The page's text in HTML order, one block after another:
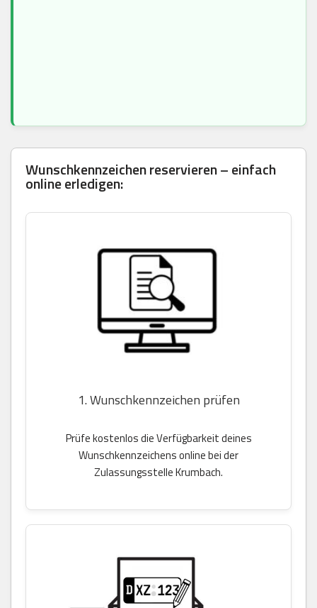
Wunschkennzeichen reservieren – einfach
online erledigen:
1. Wunschkennzeichen prüfen
Prüfe kostenlos die Verfügbarkeit deines
Wunschkennzeichens online bei der
Zulassungsstelle Krumbach.